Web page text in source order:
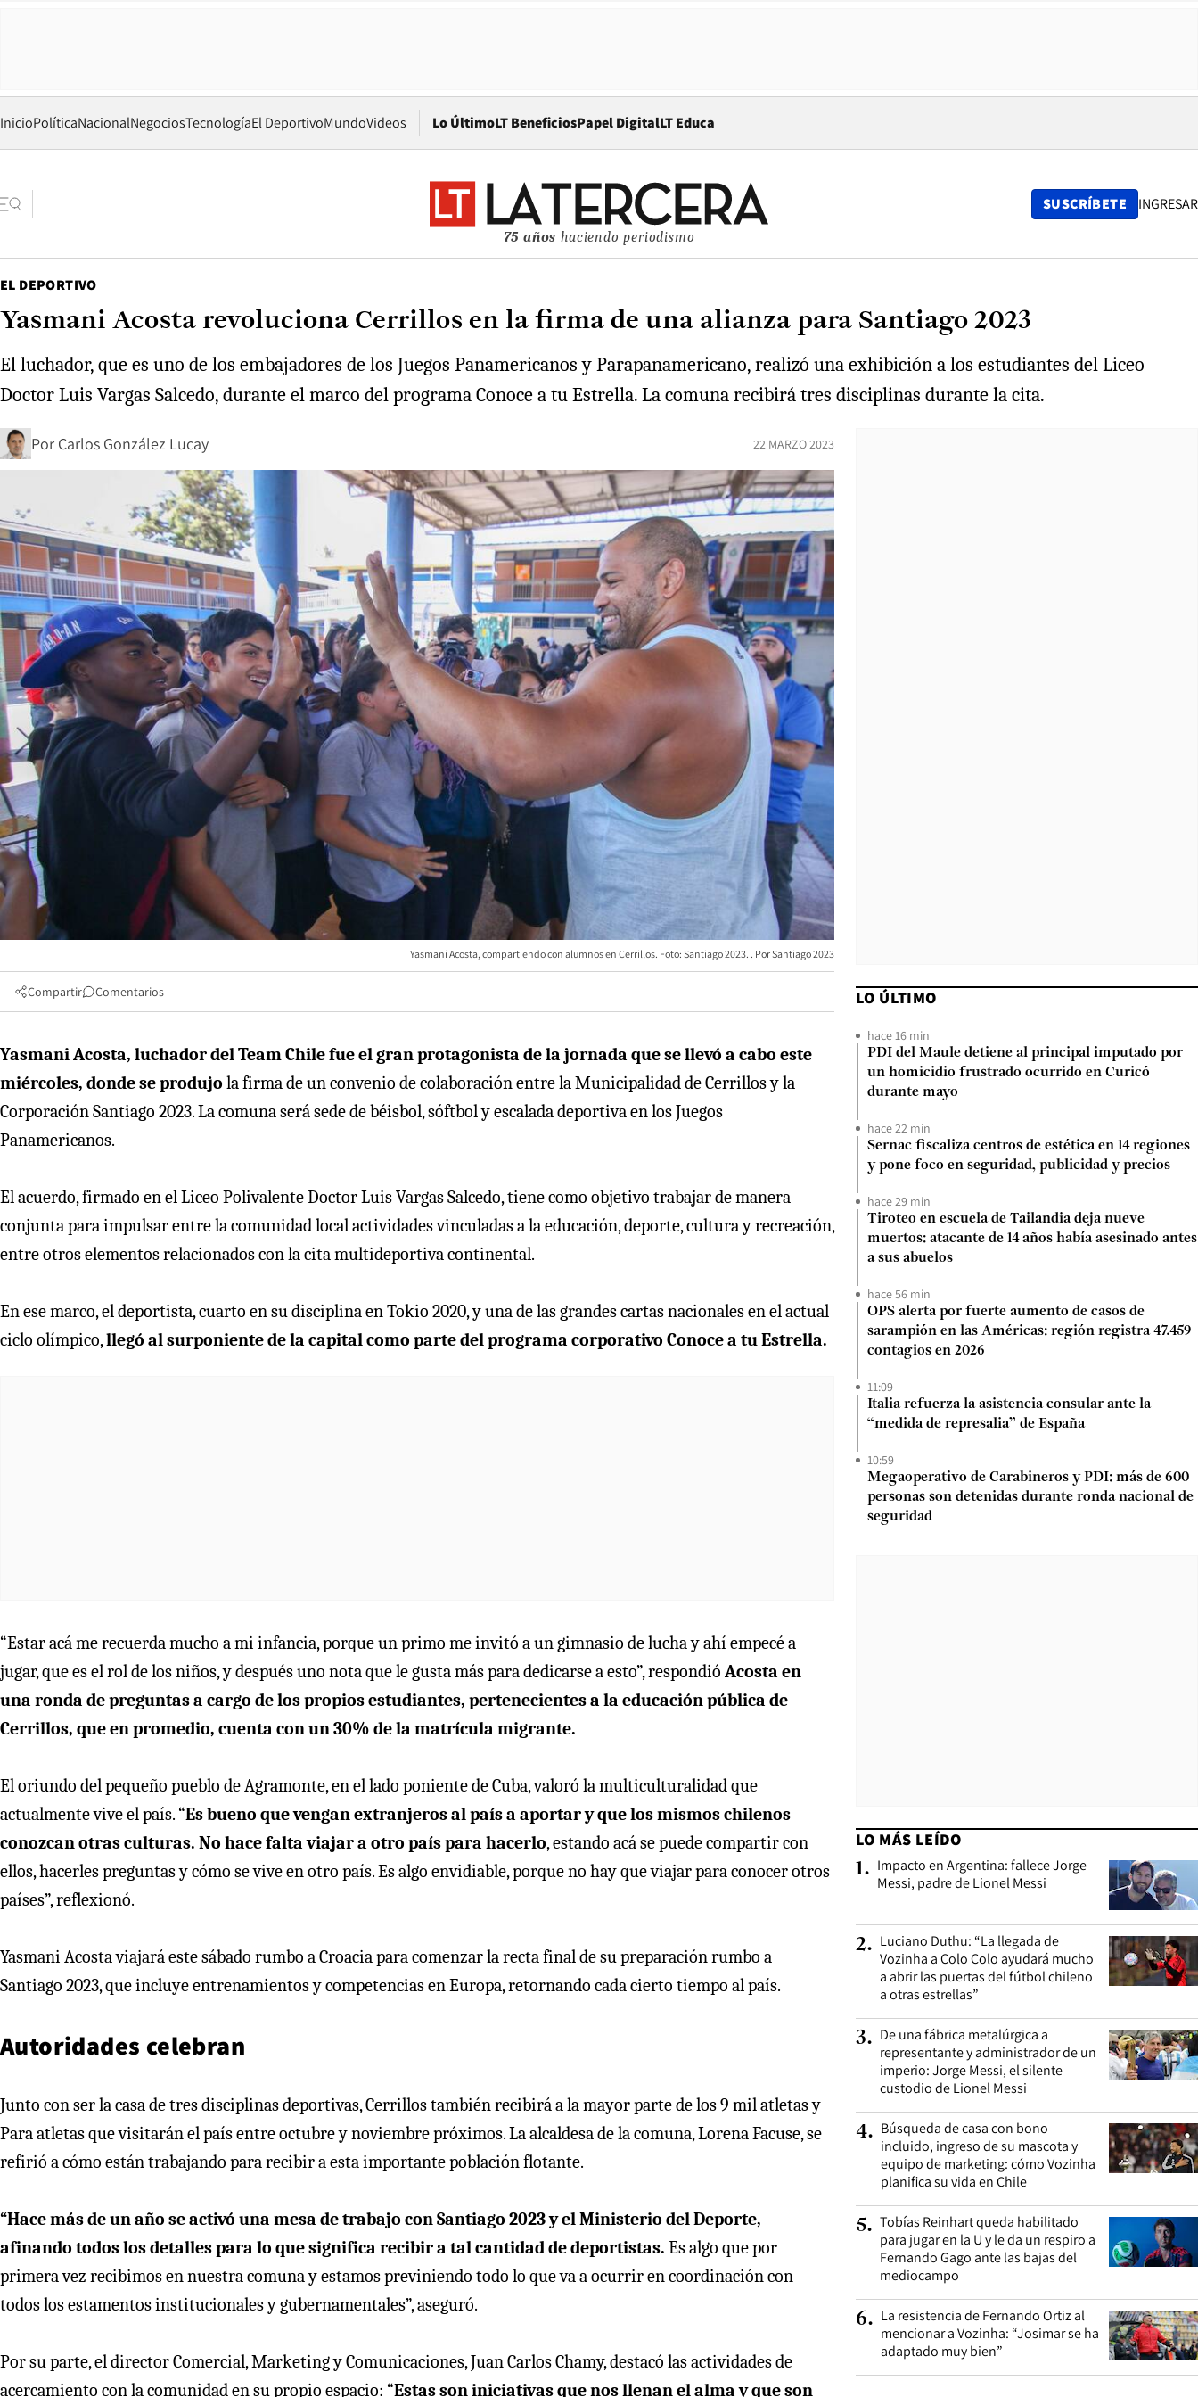
InicioPolíticaNacionalNegociosTecnologíaEl DeportivoMundoVideos Lo ÚltimoLT BeneficiosPapel DigitalOpens in new window
LT Educa
75 años haciendo periodismo
SUSCRÍBETE INGRESAR
EL DEPORTIVO
Yasmani Acosta revoluciona Cerrillos en la firma de una alianza para Santiago 2023
El luchador, que es uno de los embajadores de los Juegos Panamericanos y Parapanamericano, realizó una exhibición a los estudiantes del Liceo
Doctor Luis Vargas Salcedo, durante el marco del programa Conoce a tu Estrella. La comuna recibirá tres disciplinas durante la cita.
Por Carlos González Lucay 22 MARZO 2023
Yasmani Acosta, compartiendo con alumnos en Cerrillos. Foto: Santiago 2023. Santiago 2023
Compartir Comentarios
Yasmani Acosta, luchador del Team Chile fue el gran protagonista de la jornada que se llevó a cabo este
miércoles, donde se produjo la firma de un convenio de colaboración entre la Municipalidad de Cerrillos y la
Corporación Santiago 2023. La comuna será sede de béisbol, sóftbol y escalada deportiva en los Juegos
Panamericanos.
El acuerdo, firmado en el Liceo Polivalente Doctor Luis Vargas Salcedo, tiene como objetivo trabajar de manera
conjunta para impulsar entre la comunidad local actividades vinculadas a la educación, deporte, cultura y recreación,
entre otros elementos relacionados con la cita multideportiva continental.
En ese marco, el deportista, cuarto en su disciplina en Tokio 2020, y una de las grandes cartas nacionales en el actual
ciclo olímpico,llegó al surponiente de la capital como parte del programa corporativo Conoce a tu Estrella.
“Estar acá me recuerda mucho a mi infancia, porque un primo me invitó a un gimnasio de lucha y ahí empecé a
jugar, que es el rol de los niños, y después uno nota que le gusta más para dedicarse a esto”, respondió Acosta en
una ronda de preguntas a cargo de los propios estudiantes, pertenecientes a la educación pública de
Cerrillos, que en promedio, cuenta con un 30% de la matrícula migrante.
El oriundo del pequeño pueblo de Agramonte, en el lado poniente de Cuba, valoró la multiculturalidad que
actualmente vive el país. “Es bueno que vengan extranjeros al país a aportar y que los mismos chilenos
conozcan otras culturas. No hace falta viajar a otro país para hacerlo, estando acá se puede compartir con
ellos, hacerles preguntas y cómo se vive en otro país. Es algo envidiable, porque no hay que viajar para conocer otros
países”, reflexionó.
Yasmani Acosta viajará este sábado rumbo a Croacia para comenzar la recta final de su preparación rumbo a
Santiago 2023, que incluye entrenamientos y competencias en Europa, retornando cada cierto tiempo al país.
Autoridades celebran
Junto con ser la casa de tres disciplinas deportivas, Cerrillos también recibirá a la mayor parte de los 9 mil atletas y
Para atletas que visitarán el país entre octubre y noviembre próximos. La alcaldesa de la comuna, Lorena Facuse, se
refirió a cómo están trabajando para recibir a esta importante población flotante.
“Hace más de un año se activó una mesa de trabajo con Santiago 2023 y el Ministerio del Deporte,
afinando todos los detalles para lo que significa recibir a tal cantidad de deportistas. Es algo que por
primera vez recibimos en nuestra comuna y estamos previniendo todo lo que va a ocurrir en coordinación con
todos los estamentos institucionales y gubernamentales”, aseguró.
Por su parte, el director Comercial, Marketing y Comunicaciones, Juan Carlos Chamy, destacó las actividades de
acercamiento con la comunidad en su propio espacio: “Estas son iniciativas que nos llenan el alma y que son
LO ÚLTIMO
hace 16 min
PDI del Maule detiene al principal imputado por
un homicidio frustrado ocurrido en Curicó
durante mayo
hace 22 min
Sernac fiscaliza centros de estética en 14 regiones
y pone foco en seguridad, publicidad y precios
hace 29 min
Tiroteo en escuela de Tailandia deja nueve
muertos: atacante de 14 años había asesinado antes
a sus abuelos
hace 56 min
OPS alerta por fuerte aumento de casos de
sarampión en las Américas: región registra 47.459
contagios en 2026
11:09
Italia refuerza la asistencia consular ante la
“medida de represalia” de España
10:59
Megaoperativo de Carabineros y PDI: más de 600
personas son detenidas durante ronda nacional de
seguridad
LO MÁS LEÍDO
1. Impacto en Argentina: fallece Jorge
Messi, padre de Lionel Messi
2. Luciano Duthu: “La llegada de
Vozinha a Colo Colo ayudará mucho
a abrir las puertas del fútbol chileno
a otras estrellas”
3. De una fábrica metalúrgica a
representante y administrador de un
imperio: Jorge Messi, el silente
custodio de Lionel Messi
4. Búsqueda de casa con bono
incluido, ingreso de su mascota y
equipo de marketing: cómo Vozinha
planifica su vida en Chile
5. Tobías Reinhart queda habilitado
para jugar en la U y le da un respiro a
Fernando Gago ante las bajas del
mediocampo
6. La resistencia de Fernando Ortiz al
mencionar a Vozinha: “Josimar se ha
adaptado muy bien”